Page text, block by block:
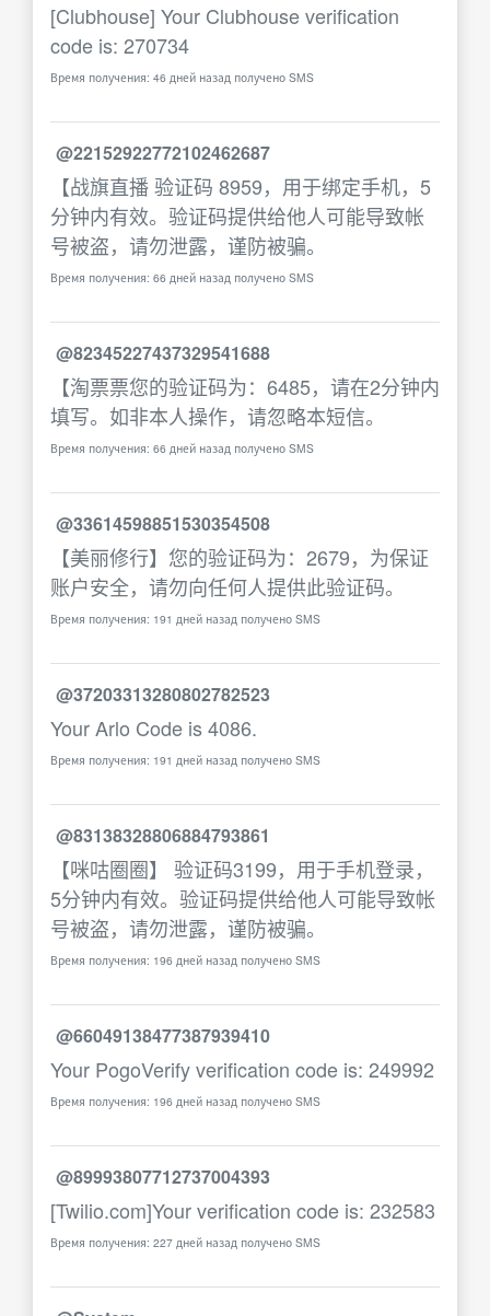
[Clubhouse] Your Clubhouse verification
code is: 270734
Время получения: 46 дней назад получено SMS
@22152922772102462687
【战旗直播 验证码 8959，用于绑定手机，5
分钟内有效。验证码提供给他人可能导致帐
号被盗，请勿泄露，谨防被骗。
Время получения: 66 дней назад получено SMS
@82345227437329541688
【淘票票您的验证码为：6485，请在2分钟内
填写。如非本人操作，请忽略本短信。
Время получения: 66 дней назад получено SMS
@33614598851530354508
【美丽修行】您的验证码为：2679，为保证
账户安全，请勿向任何人提供此验证码。
Время получения: 191 дней назад получено SMS
@37203313280802782523
Your Arlo Code is 4086.
Время получения: 191 дней назад получено SMS
@83138328806884793861
【咪咕圈圈】 验证码3199，用于手机登录，
5分钟内有效。验证码提供给他人可能导致帐
号被盗，请勿泄露，谨防被骗。
Время получения: 196 дней назад получено SMS
@66049138477387939410
Your PogoVerify verification code is: 249992
Время получения: 196 дней назад получено SMS
@89993807712737004393
[Twilio.com]Your verification code is: 232583
Время получения: 227 дней назад получено SMS